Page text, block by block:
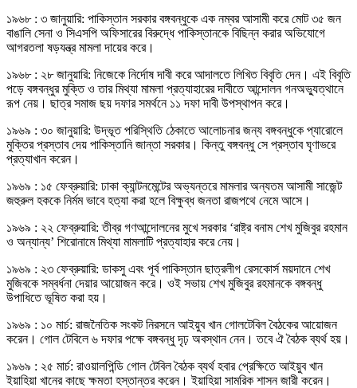
১৯৬৮ : ৩ জানুয়ারি: পাকিস্তান সরকার বঙ্গবন্ধুকে এক নম্বর আসামী করে মোট ৩৫ জন
বাঙালি সেনা ও সিএসপি অফিসারের বিরুদ্ধে পাকিস্তানকে বিছিন্ন করার অভিযোগে
আগরতলা ষড়যন্ত্র মামলা দায়ের করে।
১৯৬৮ : ২৮ জানুয়ারি: নিজেকে নির্দোষ দাবী করে আদালতে লিখিত বিবৃতি দেন। এই বিবৃতি
পড়ে বঙ্গবন্ধুর মুক্তি ও তার মিথ্যা মামলা প্রত্যাহারের দাবীতে আন্দোলন গনঅভ্যুত্থানে
রূপ নেয়। ছাত্র সমাজ ছয় দফার সমর্থনে ১১ দফা দাবী উপস্থাপন করে।
১৯৬৯ : ৩০ জানুয়ারি: উদ্ভূত পরিস্থিতি ঠেকাতে আলোচনার জন্য বঙ্গবন্ধুকে প্যারোলে
মুক্তির প্রস্তাব দেয় পাকিস্তানি জান্তা সরকার। কিন্তু বঙ্গবন্ধু সে প্রস্তাব ঘৃণাভরে
প্রত্যাখান করেন।
১৯৬৯ : ১৫ ফেব্রুয়ারি: ঢাকা ক্যান্টনমেন্টের অভ্যন্তরে মামলার অন্যতম আসামী সাজেন্ট
জহুরুল হককে নির্মম ভাবে হত্যা করা হলে বিক্ষুব্ধ জনতা রাজপথে নেমে আসে।
১৯৬৯ : ২২ ফেব্রুয়ারি: তীব্র গণআন্দোলনের মুখে সরকার ‘রাষ্ট্র বনাম শেখ মুজিবুর রহমান
ও অন্যান্য’ শিরোনামে মিথ্যা মামলাটি প্রত্যাহার করে নেয়।
১৯৬৯ : ২৩ ফেব্রুয়ারি: ডাকসু এবং পূর্ব পাকিস্তান ছাত্রলীগ রেসকোর্স ময়দানে শেখ
মুজিবকে সম্বর্ধনা দেয়ার আয়োজন করে। ওই সভায় শেখ মুজিবুর রহমানকে বঙ্গবন্ধু
উপাধিতে ভূষিত করা হয়।
১৯৬৯ : ১০ মার্চ: রাজনৈতিক সংকট নিরসনে আইয়ুব খান গোলটেবিল বৈঠকের আয়োজন
করেন। গোল টেবিলে ৬ দফার পক্ষে বঙ্গবন্ধু দৃঢ় অবস্থান নেন। তবে ঐ বৈঠক ব্যর্থ হয়।
১৯৬৯ : ২৫ মার্চ: রাওয়ালপিন্ডি গোল টেবিল বৈঠক ব্যর্থ হবার প্রেক্ষিতে আইয়ুব খান
ইয়াহিয়া খানের কাছে ক্ষমতা হস্তান্তর করেন। ইয়াহিয়া সামরিক শাসন জারী করেন।